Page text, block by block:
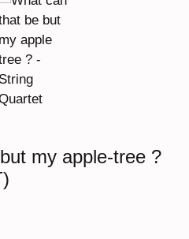
my apple-tree ?